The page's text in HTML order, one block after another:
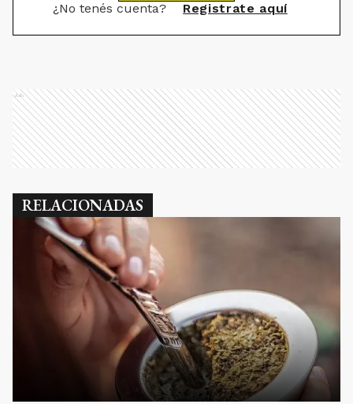
¿No tenés cuenta? Registrate aquí
Ads
RELACIONADAS